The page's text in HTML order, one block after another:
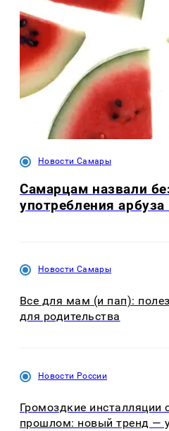
Новости Самары
Самарцам назвали
употребления
Новости Самары
Все для мам (и пап):
для родительства
Новости России
Громоздкие инсталляции
прошлом: новый тренд —